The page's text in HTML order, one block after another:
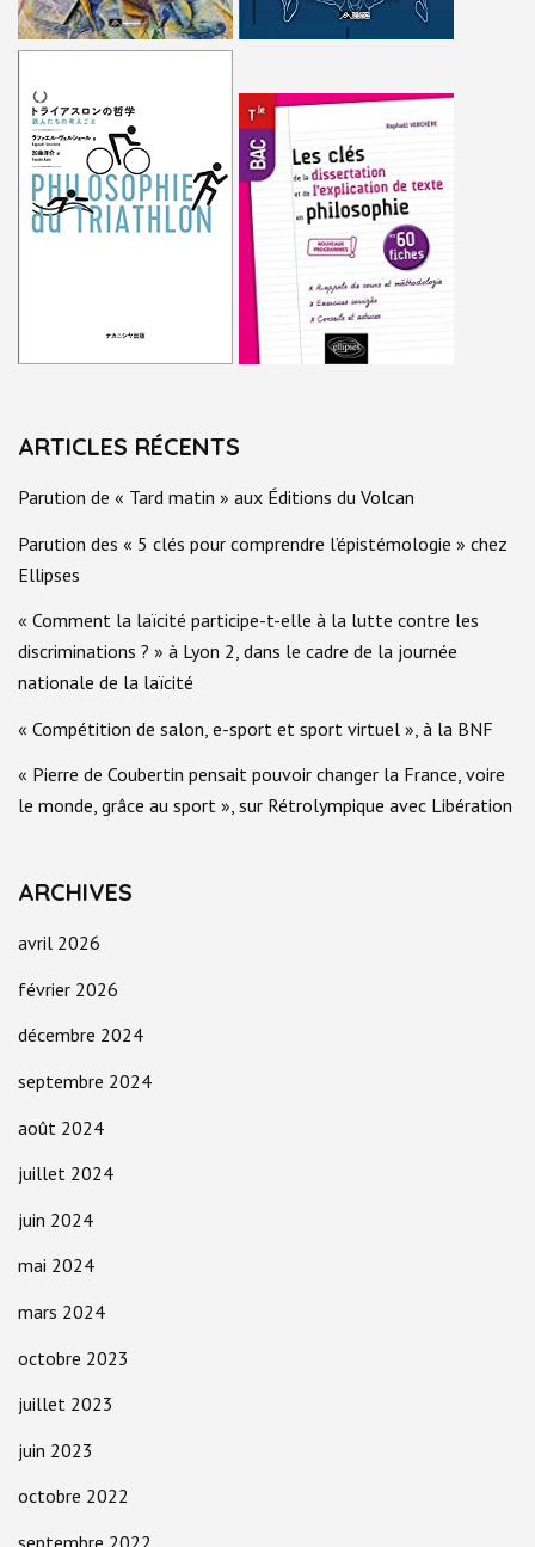
ARTICLES RÉCENTS
Parution de « Tard matin » aux Éditions du Volcan
Parution des « 5 clés pour comprendre l’épistémologie » chez
Ellipses
« Comment la laïcité participe-t-elle à la lutte contre les
discriminations ? » à Lyon 2, dans le cadre de la journée
nationale de la laïcité
« Compétition de salon, e-sport et sport virtuel », à la BNF
« Pierre de Coubertin pensait pouvoir changer la France, voire
le monde, grâce au sport », sur Rétrolympique avec Libération
ARCHIVES
avril 2026
février 2026
décembre 2024
septembre 2024
août 2024
juillet 2024
juin 2024
mai 2024
mars 2024
octobre 2023
juillet 2023
juin 2023
octobre 2022
septembre 2022